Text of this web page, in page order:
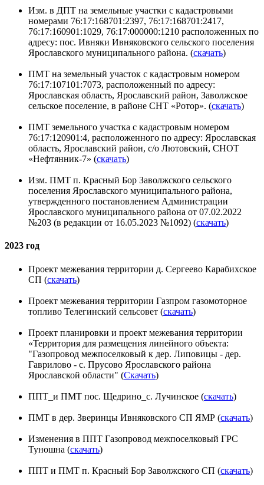
Изм. в ДПТ на земельные участки с кадастровыми
номерами 76:17:168701:2397, 76:17:168701:2417,
76:17:160901:1029, 76:17:000000:1210 расположенных по
адресу: пос. Ивняки Ивняковского сельского поселения
Ярославского муниципального района. (скачать)
ПМТ на земельный участок с кадастровым номером
76:17:107101:7073, расположенный по адресу:
Ярославская область, Ярославский район, Заволжское
сельское поселение, в районе СНТ «Ротор». (скачать)
ПМТ земельного участка с кадастровым номером
76:17:120901:4, расположенного по адресу: Ярославская
область, Ярославский район, с/о Лютовский, СНОТ
«Нефтянник-7» (скачать)
Изм. ПМТ п. Красный Бор Заволжского сельского
поселения Ярославского муниципального района,
утвержденного постановлением Администрации
Ярославского муниципального района от 07.02.2022
№203 (в редакции от 16.05.2023 №1092) (скачать)
2023 год
Проект межевания территории д. Сергеево Карабихское
СП (скачать)
Проект межевания территории Газпром газомоторное
топливо Телегинский сельсовет (скачать)
Проект планировки и проект межевания территории
«Территория для размещения линейного объекта:
"Газопровод межпоселковый к дер. Липовицы - дер.
Гаврилово - с. Прусово Ярославского района
Ярославской области" (Скачать)
ППТ_и ПМТ пос. Щедрино_с. Лучинское (скачать)
ПМТ в дер. Зверинцы Ивняковского СП ЯМР (скачать)
Изменения в ППТ Газопровод межпоселковый ГРС
Туношна (скачать)
ППТ и ПМТ п. Красный Бор Заволжского СП (скачать)